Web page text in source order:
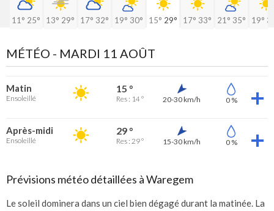
11° 25° 13° 29° 17° 32° 19° 30° 15° 29° 17° 33° 21° 35° 19°
MÉTÉO - MARDI 11 AOÛT
Matin
Ensoleillé
15 °
Res : 14 ° 20-30 km/h 0 %
Après-midi
Ensoleillé
29 °
Res : 29 ° 15-30 km/h 0 %
Prévisions météo détaillées à Waregem
Le soleil dominera dans un ciel bien dégagé durant la matinée. La